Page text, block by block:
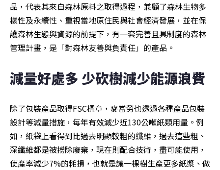
品，代表其來自森林原料之取得過程，兼顧了森林生物多
樣性及永續性、重視當地原住民與社會經濟發展，並在保
護森林生態與資源的前提下，有一套完善且具制度的森林
管理計畫，是「對森林友善與負責任」的產品。
減量好處多 少砍樹減少能源浪費
除了包裝產品取得FSC標章，麥當勞也透過各種產品包裝
設計等減量措施，每年有效減少近130公噸紙類用量。例
如，紙袋上看得到比過去明顯較粗的纖維，過去這些粗、
深纖維都是被撈除廢棄，現在則配合技術，盡可能使用，
使產率減少7%的耗損，也就是讓一棵樹生產更多紙漿、做